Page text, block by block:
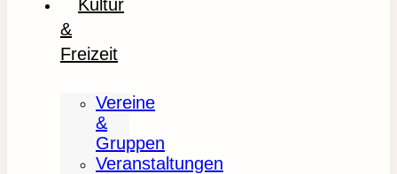
Kultur
&
Freizeit
Vereine
&
Gruppen
Veranstaltungen